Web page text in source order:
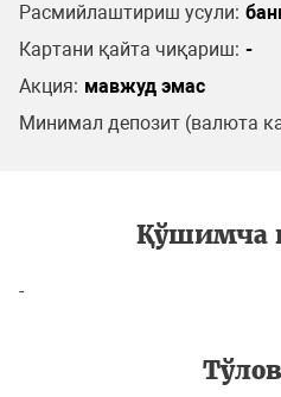
Расмийлаштириш усули:
Картани қайта чиқариш: -
Акция: мавжуд эмас
Минимал депозит (валюта
Қўшимча
-